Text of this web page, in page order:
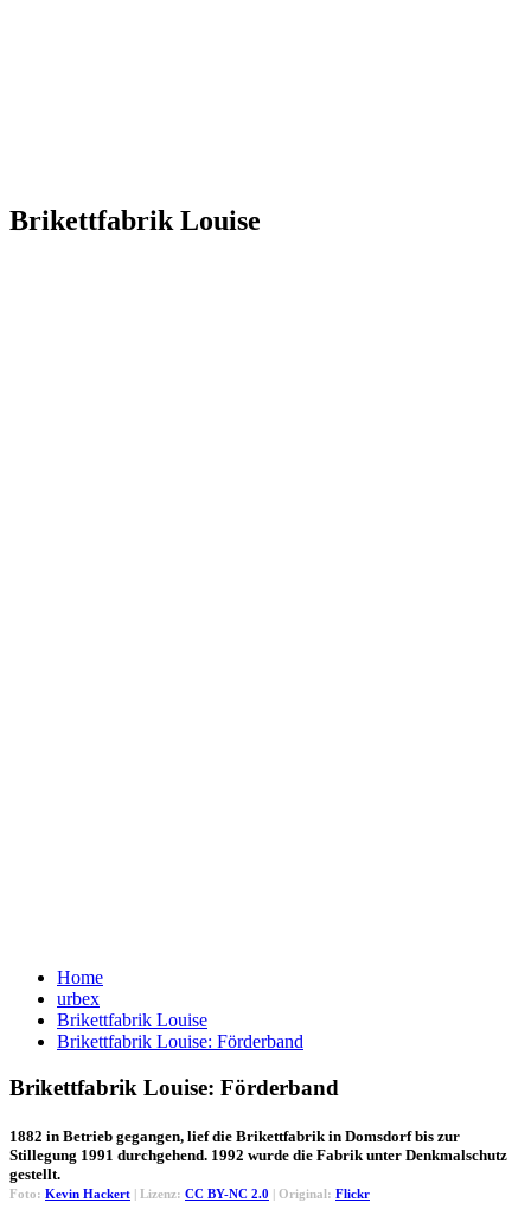
Brikettfabrik Louise
Home
urbex
Brikettfabrik Louise
Brikettfabrik Louise: Förderband
Brikettfabrik Louise: Förderband
1882 in Betrieb gegangen, lief die Brikettfabrik in Domsdorf bis zur
Stillegung 1991 durchgehend. 1992 wurde die Fabrik unter Denkmalschutz
gestellt.
Foto: Kevin Hackert | Lizenz: CC BY-NC 2.0 | Original: Flickr